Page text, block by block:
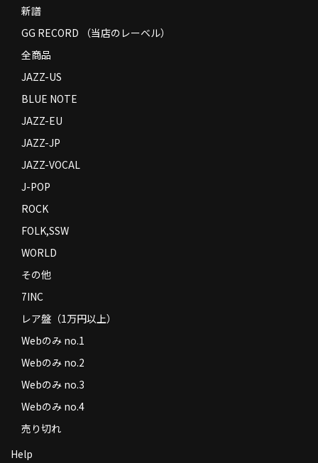
Contact
新譜
GG RECORD （当店のレーベル）
全商品
JAZZ-US
BLUE NOTE
JAZZ-EU
JAZZ-JP
JAZZ-VOCAL
J-POP
ROCK
FOLK,SSW
WORLD
その他
7INC
レア盤（1万円以上）
Webのみ no.1
Webのみ no.2
Webのみ no.3
Webのみ no.4
売り切れ
Help